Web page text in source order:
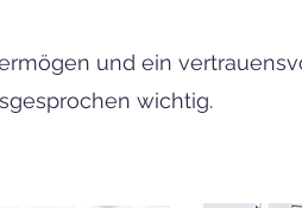
und ein
wichtig.